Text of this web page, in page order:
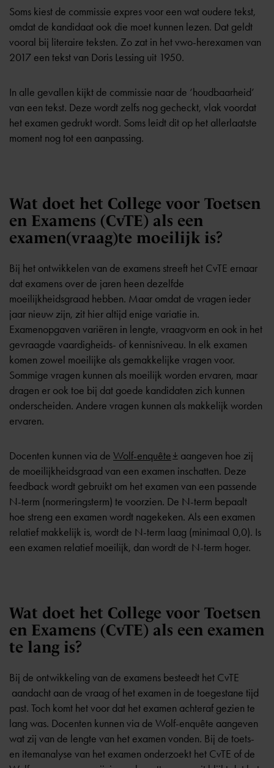
Soms kiest de commissie expres voor een wat oudere tekst,
omdat de kandidaat ook die moet kunnen lezen. Dat geldt
vooral bij literaire teksten. Zo zat in het vwo-herexamen van
2017 een tekst van Doris Lessing uit 1950.
In alle gevallen kijkt de commissie naar de ‘houdbaarheid’
van een tekst. Deze wordt zelfs nog gecheckt, vlak voordat
het examen gedrukt wordt. Soms leidt dit op het allerlaatste
moment nog tot een aanpassing.
Wat doet het College voor Toetsen
en Examens (CvTE) als een
examen(vraag)te moeilijk is?
Bij het ontwikkelen van de examens streeft het CvTE ernaar
dat examens over de jaren heen dezelfde
moeilijkheidsgraad hebben. Maar omdat de vragen ieder
jaar nieuw zijn, zit hier altijd enige variatie in.
Examenopgaven variëren in lengte, vraagvorm en ook in het
gevraagde vaardigheids- of kennisniveau. In elk examen
komen zowel moeilijke als gemakkelijke vragen voor.
Sommige vragen kunnen als moeilijk worden ervaren, maar
dragen er ook toe bij dat goede kandidaten zich kunnen
onderscheiden. Andere vragen kunnen als makkelijk worden
ervaren.
Docenten kunnen via de Wolf-enquête
aangeven hoe zij
de moeilijkheidsgraad van een examen inschatten. Deze
feedback wordt gebruikt om het examen van een passende
N-term (normeringsterm) te voorzien. De N-term bepaalt
hoe streng een examen wordt nagekeken. Als een examen
relatief makkelijk is, wordt de N-term laag (minimaal 0,0). Is
een examen relatief moeilijk, dan wordt de N-term hoger.
Wat doet het College voor Toetsen
en Examens (CvTE) als een examen
te lang is?
Bij de ontwikkeling van de examens besteedt het CvTE
aandacht aan de vraag of het examen in de toegestane tijd
past. Toch komt het voor dat het examen achteraf gezien te
lang was. Docenten kunnen via de Wolf-enquête aangeven
wat zij van de lengte van het examen vonden. Bij de toets-
en itemanalyse van het examen onderzoekt het CvTE of de